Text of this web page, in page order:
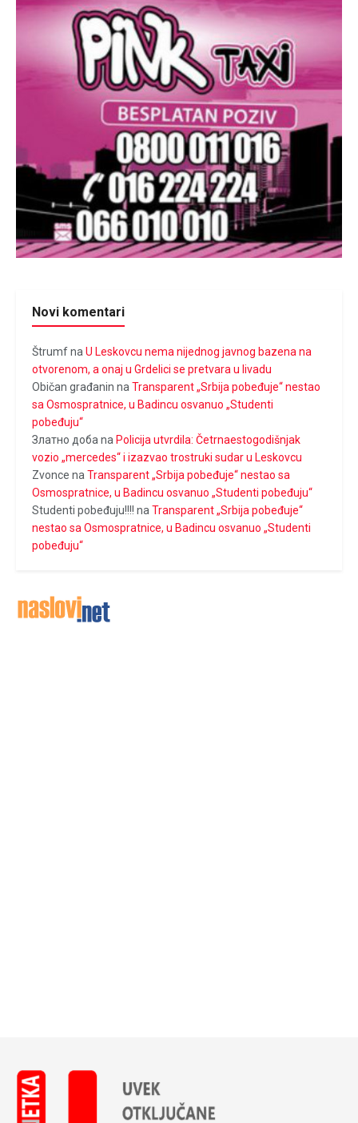
Novi komentari
ŠtrumfnaU Leskovcu nema nijednog javnog bazena na
otvorenom, a onaj u Grdelici se pretvara u livadu
Običan građanin naTransparent „Srbija pobeđuje“ nestao
sa Osmospratnice, u Badincu osvanuo „Studenti
pobeđuju“
Златно добаna Policija utvrdila: Četrnaestogodišnjak
vozio „mercedes“ i izazvao trostruki sudar u Leskovcu
Zvonce naTransparent „Srbija pobeđuje“ nestao sa
Osmospratnice, u Badincu osvanuo „Studenti pobeđuju“
Studenti pobeđuju!!!! naTransparent „Srbija pobeđuje“
nestao sa Osmospratnice, u Badincu osvanuo „Studenti
pobeđuju“